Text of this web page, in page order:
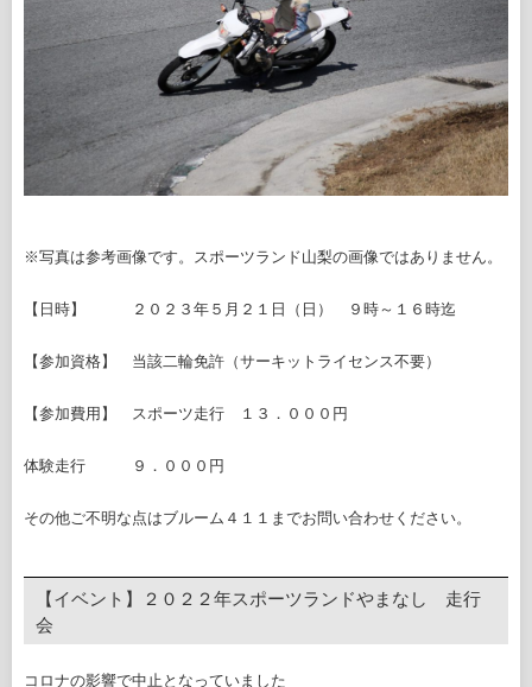
※写真は参考画像です。スポーツランド山梨の画像ではありません。
【日時】 ２０２３年５月２１日（日） ９時～１６時迄
【参加資格】 当該二輪免許（サーキットライセンス不要）
【参加費用】 スポーツ走行 １３．０００円
体験走行 ９．０００円
その他ご不明な点はブルーム４１１までお問い合わせください。
【イベント】２０２２年スポーツランドやまなし 走行
会
コロナの影響で中止となっていました